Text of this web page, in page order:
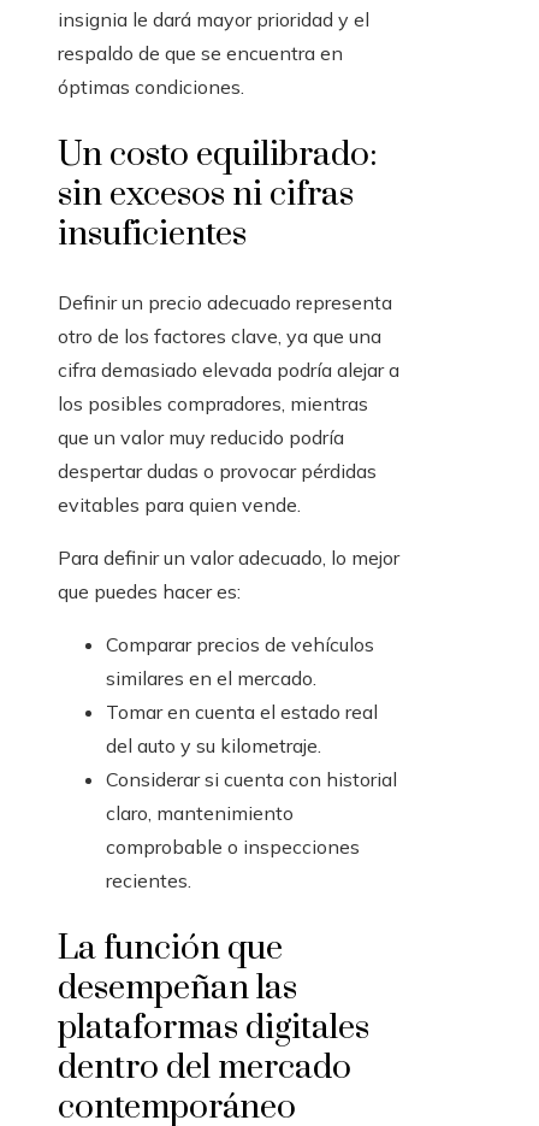
insignia le dará mayor prioridad y el
respaldo de que se encuentra en
óptimas condiciones.
Un costo equilibrado:
sin excesos ni cifras
insuficientes
Definir un precio adecuado representa
otro de los factores clave, ya que una
cifra demasiado elevada podría alejar a
los posibles compradores, mientras
que un valor muy reducido podría
despertar dudas o provocar pérdidas
evitables para quien vende.
Para definir un valor adecuado, lo mejor
que puedes hacer es:
Comparar precios de vehículos
similares en el mercado.
Tomar en cuenta el estado real
del auto y su kilometraje.
Considerar si cuenta con historial
claro, mantenimiento
comprobable o inspecciones
recientes.
La función que
desempeñan las
plataformas digitales
dentro del mercado
contemporáneo